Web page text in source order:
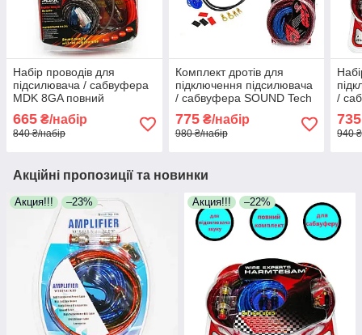
Набір проводів для
підсилювача / сабвуфера
MDK 8GA повний
підключення
665 ₴/набір
840 ₴/набір
Комплект дротів для
підключення підсилювача
/ сабвуфера SOUND Tech
проводів
775₴/набір
980 ₴/набір
/
735
940
Акційні пропозиції та новинки
Акция!!! –23% Акция!!! –22%